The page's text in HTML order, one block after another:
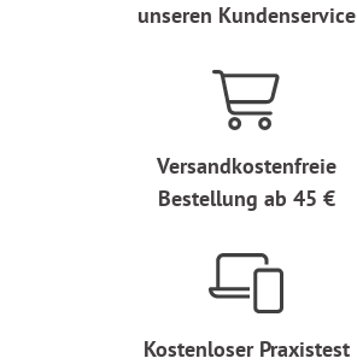
unseren Kundenservice
Versandkostenfreie
Bestellung ab 45 €
Kostenloser Praxistest